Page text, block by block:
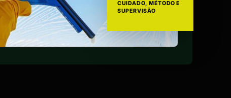
CUIDADO, MÉTODO E
SUPERVISÃO